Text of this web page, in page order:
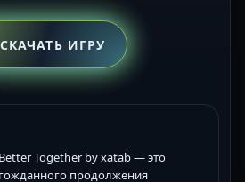
СКАЧАТЬ ИГРУ
Together by xatab — это
продолжения